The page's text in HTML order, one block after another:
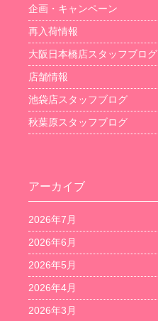
企画・キャンペーン
再入荷情報
大阪日本橋店スタッフブログ
店舗情報
池袋店スタッフブログ
秋葉原スタッフブログ
アーカイブ
2026年7月
2026年6月
2026年5月
2026年4月
2026年3月